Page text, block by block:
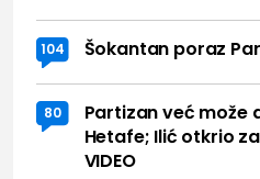
104 Šokantan poraz
80
Partizan već može
Hetafe; Ilić otkrio
VIDEO